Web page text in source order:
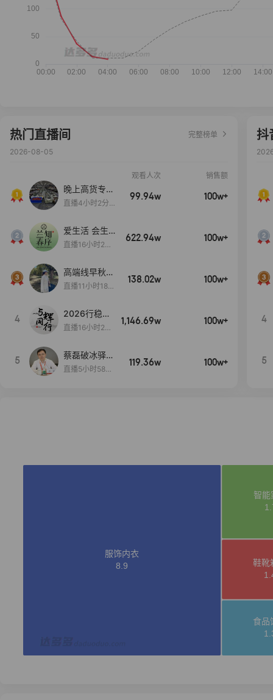
热门直播间
完整榜单
2026-08-05
观看人次 销售额
晚上高货专场
大放漏
直播4小时2分5
99.94w 100w+
爱生活 会生
活
直播16小时24
622.94w 100w+
高端线早秋现
货首发
直播11小时18分
138.02w 100w+
4
2026行稳致
远
直播16小时20
1,146.69w 100w+
5
蔡磊破冰驿站
直播间好物分
直播5小时58分
119.36w 100w+
抖
4
5